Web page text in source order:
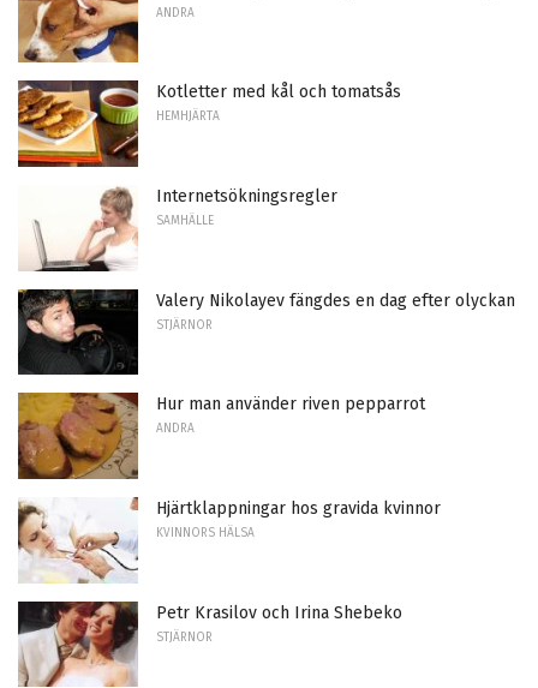
ANDRA
Kotletter med kål och tomatsås
HEMHJÄRTA
Internetsökningsregler
SAMHÄLLE
Valery Nikolayev fängdes en dag efter olyckan
STJÄRNOR
Hur man använder riven pepparrot
ANDRA
Hjärtklappningar hos gravida kvinnor
KVINNORS HÄLSA
Petr Krasilov och Irina Shebeko
STJÄRNOR